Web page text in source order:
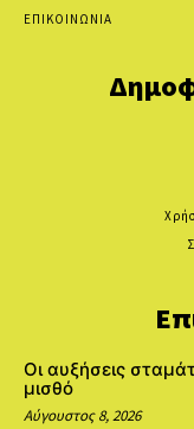
ΕΠΙΚΟΙΝΩΝΙΑ
Οι αυξήσεις
μισθό
Αύγουστος 8, 2026